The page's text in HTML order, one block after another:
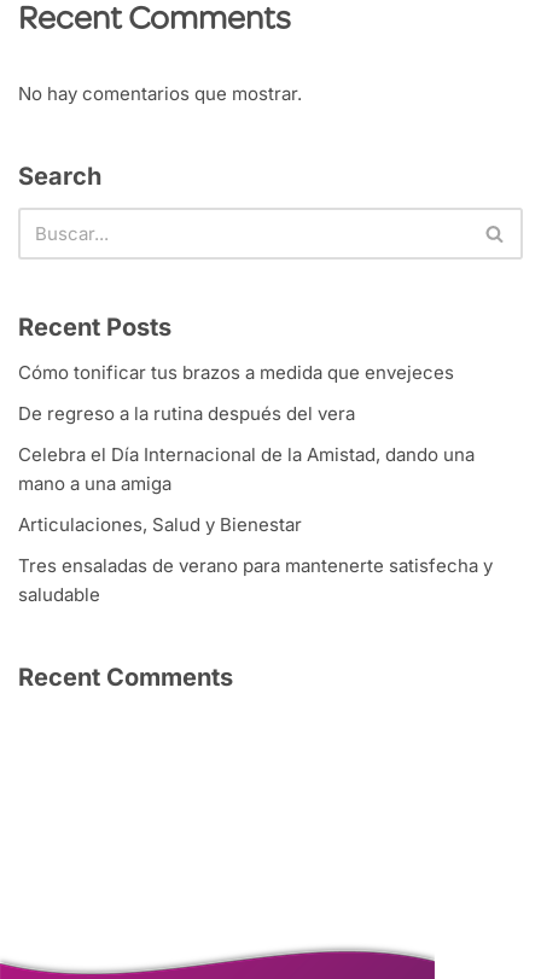
Recent Comments
No hay comentarios que mostrar.
Search
Recent Posts
Cómo tonificar tus brazos a medida que envejeces
De regreso a la rutina después del vera
Celebra el Día Internacional de la Amistad, dando una
mano a una amiga
Articulaciones, Salud y Bienestar
Tres ensaladas de verano para mantenerte satisfecha y
saludable
Recent Comments